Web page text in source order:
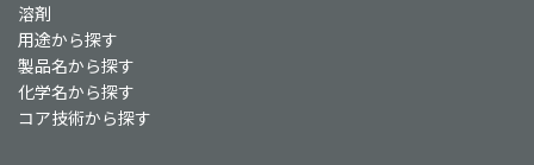
溶剤
用途から探す
製品名から探す
化学名から探す
コア技術から探す